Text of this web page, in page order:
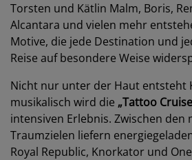
Torsten und Kätlin Malm, Boris,
Alcantara und vielen mehr
Motive, die jede Destination und
Reise auf besondere Weise
Nicht nur unter der Haut entsteht
musikalisch wird die „Tattoo
intensiven Erlebnis. Zwischen den
Traumzielen liefern
Royal Republic, Knorkator und